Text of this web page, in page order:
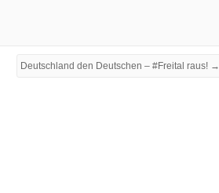
Deutschland den Deutschen – #Freital raus! →